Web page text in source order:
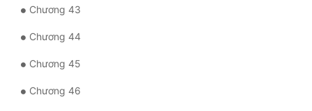
Đẹp Hiệp
Chương 43
Chương 44
Chương 45
Chương 46